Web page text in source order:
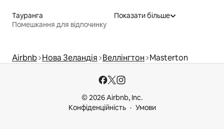
Тауранга
Помешкання для відпочинку
Показати більше
Airbnb Нова Зеландія Веллінгтон Masterton
© 2026 Airbnb, Inc.
Конфіденційність
Умови